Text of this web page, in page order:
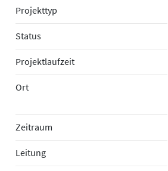
Projekttyp
Status
Projektlaufzeit
Ort
Zeitraum
Leitung